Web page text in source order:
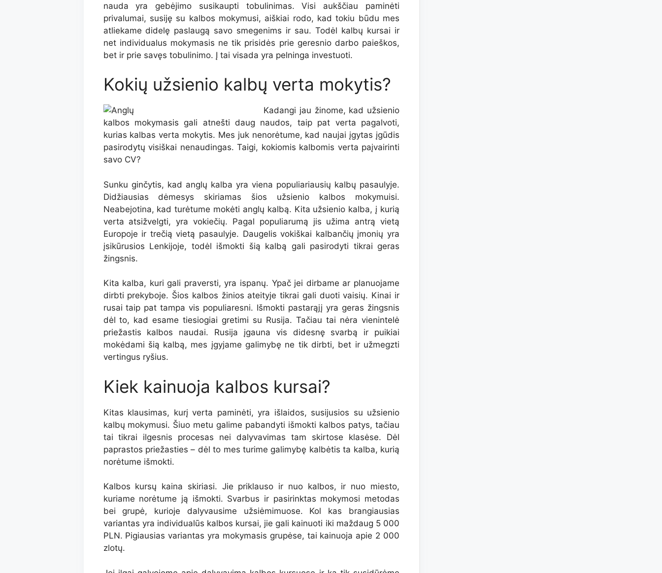
nauda yra gebėjimo susikaupti tobulinimas. Visi aukščiau paminėti
privalumai, susiję su kalbos mokymusi, aiškiai rodo, kad tokiu būdu mes
atliekame didelę paslaugą savo smegenims ir sau. Todėl kalbų kursai ir
net individualus mokymasis ne tik prisidės prie geresnio darbo paieškos,
bet ir prie savęs tobulinimo. Į tai visada yra pelninga investuoti.
Kokių užsienio kalbų verta mokytis?
Kadangi jau žinome, kad užsienio
kalbos mokymasis gali atnešti daug naudos, taip pat verta pagalvoti,
kurias kalbas verta mokytis. Mes juk nenorėtume, kad naujai įgytas įgūdis
pasirodytų visiškai nenaudingas. Taigi, kokiomis kalbomis verta paįvairinti
savo CV?
Sunku ginčytis, kad anglų kalba yra viena populiariausių kalbų pasaulyje.
Didžiausias dėmesys skiriamas šios užsienio kalbos mokymuisi.
Neabejotina, kad turėtume mokėti anglų kalbą. Kita užsienio kalba, į kurią
verta atsižvelgti, yra vokiečių. Pagal populiarumą jis užima antrą vietą
Europoje ir trečią vietą pasaulyje. Daugelis vokiškai kalbančių įmonių yra
įsikūrusios Lenkijoje, todėl išmokti šią kalbą gali pasirodyti tikrai geras
žingsnis.
Kita kalba, kuri gali praversti, yra ispanų. Ypač jei dirbame ar planuojame
dirbti prekyboje. Šios kalbos žinios ateityje tikrai gali duoti vaisių. Kinai ir
rusai taip pat tampa vis populiaresni. Išmokti pastarąjį yra geras žingsnis
dėl to, kad esame tiesiogiai gretimi su Rusija. Tačiau tai nėra vienintelė
priežastis kalbos naudai. Rusija įgauna vis didesnę svarbą ir puikiai
mokėdami šią kalbą, mes įgyjame galimybę ne tik dirbti, bet ir užmegzti
vertingus ryšius.
Kiek kainuoja kalbos kursai?
Kitas klausimas, kurį verta paminėti, yra išlaidos, susijusios su užsienio
kalbų mokymusi. Šiuo metu galime pabandyti išmokti kalbos patys, tačiau
tai tikrai ilgesnis procesas nei dalyvavimas tam skirtose klasėse. Dėl
paprastos priežasties – dėl to mes turime galimybę kalbėtis ta kalba, kurią
norėtume išmokti.
Kalbos kursų kaina skiriasi. Jie priklauso ir nuo kalbos, ir nuo miesto,
kuriame norėtume ją išmokti. Svarbus ir pasirinktas mokymosi metodas
bei grupė, kurioje dalyvausime užsiėmimuose. Kol kas brangiausias
variantas yra individualūs kalbos kursai, jie gali kainuoti iki maždaug 5 000
PLN. Pigiausias variantas yra mokymasis grupėse, tai kainuoja apie 2 000
zlotų.